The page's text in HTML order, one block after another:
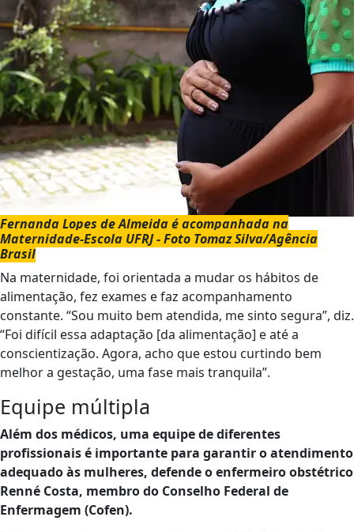
Fernanda Lopes de Almeida é acompanhada na
Maternidade-Escola UFRJ - Foto Tomaz Silva/Agência
Brasil
Na maternidade, foi orientada a mudar os hábitos de
alimentação, fez exames e faz acompanhamento
constante. “Sou muito bem atendida, me sinto segura”, diz.
“Foi difícil essa adaptação [da alimentação] e até a
conscientização. Agora, acho que estou curtindo bem
melhor a gestação, uma fase mais tranquila”.
Equipe múltipla
Além dos médicos, uma equipe de diferentes
profissionais é importante para garantir o atendimento
adequado às mulheres, defende o enfermeiro obstétrico
Renné Costa, membro do Conselho Federal de
Enfermagem (Cofen).